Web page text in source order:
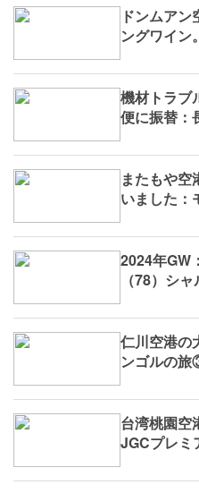
ドンムア
ングワイン。
機材トラブ
便に振替
またもや空
いました
2024年GW
（78）シ
仁川空港の
ンゴルの
台湾桃園空
JGCプレミ